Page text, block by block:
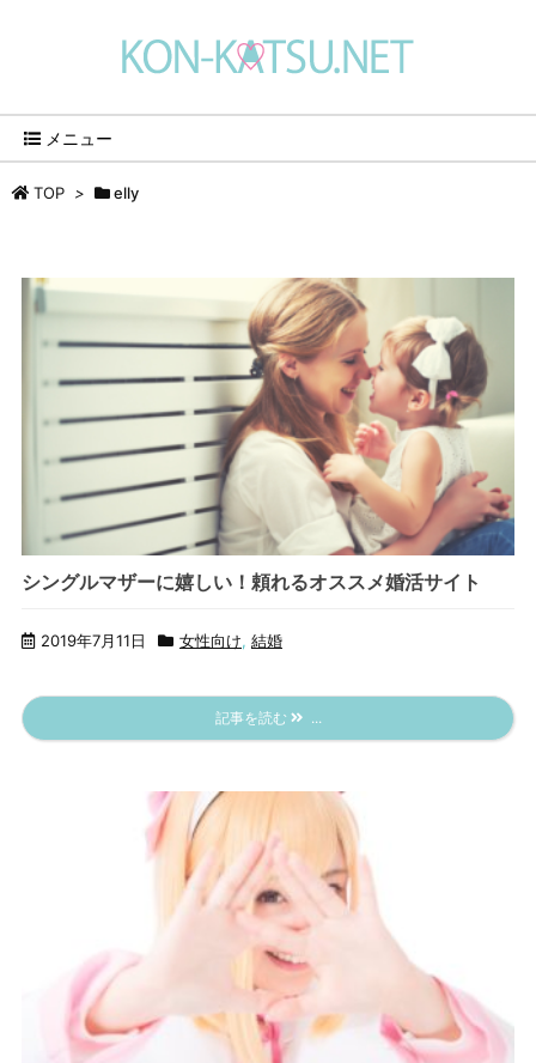
メニュー
TOP > elly
シングルマザーに嬉しい！頼れるオススメ婚活サイト
2019年7月11日 女性向け, 結婚
記事を読む ...